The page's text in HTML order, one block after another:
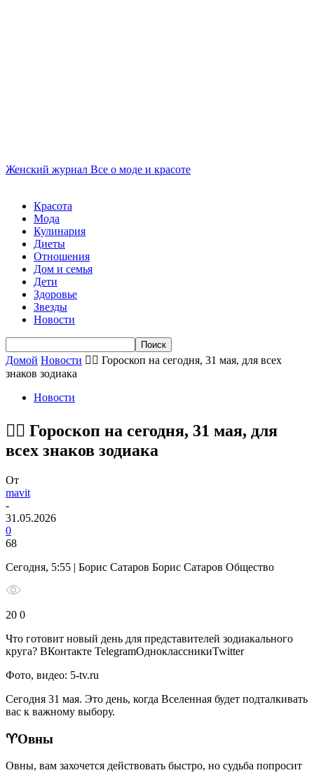
Женский журнал Все о моде и красоте
Красота
Мода
Кулинария
Диеты
Отношения
Дом и семья
Дети
Здоровье
Звезды
Новости
Домой Новости 🧙‍♀ Гороскоп на сегодня, 31 мая, для всех
знаков зодиака
Новости
🧙‍♀ Гороскоп на сегодня, 31 мая, для
всех знаков зодиака
От
mavit
-
31.05.2026
0
68
Сегодня, 5:55 | Борис Сатаров Борис Сатаров Общество
20 0
Что готовит новый день для представителей зодиакального
круга? ВКонтакте TelegramОдноклассникиTwitter
Фото, видео: 5-tv.ru
Сегодня 31 мая. Это день, когда Вселенная будет подталкивать
вас к важному выбору.
♈️Овны
Овны, вам захочется действовать быстро, но судьба попросит